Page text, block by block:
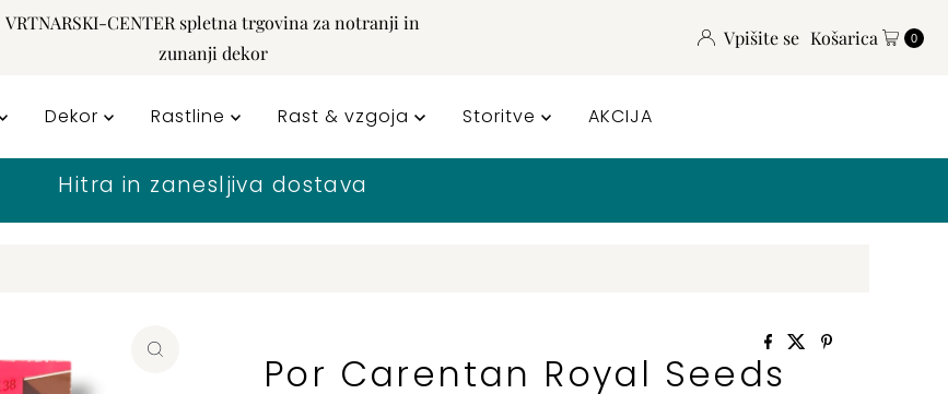
VRTNARSKI-CENTER spletna trgovina za notranji in
zunanji dekor
Vpišite se Košarica 0
Dekor Rastline Rast & vzgoja Storitve AKCIJA
Hitra in zanesljiva dostava
Por Carentan Royal Seeds